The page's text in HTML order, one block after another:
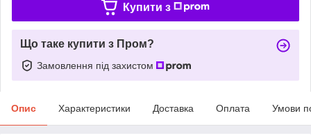
Купити з
Що таке купити з Пром?
Замовлення під захистом
Опис Характеристики Доставка Оплата Умови